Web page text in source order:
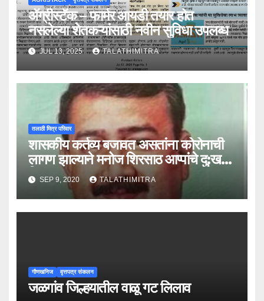
ॲग्रीस्टॅक – फार्मर आयडी तयार होत
नसलेल्या शेतकऱ्यांसाठी नवीन सुविधा उपलब्ध
JUL 13, 2025 TALATHIMITRA
तलाठी मित्र परिवार
शासकीय कर्तव्य बजावत असतांना कोरोनाची
लागण झाल्याने मनोज शिरसाठ आप्पांचे दु:खद
निधन !
SEP 9, 2020 TALATHIMITRA
गौणखनिज वृत्तपत्र संकलन
जळगांव जिल्हयातील वाळू गट लिलाव